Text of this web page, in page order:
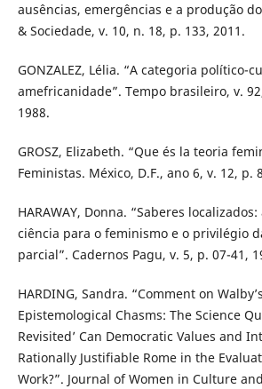
ausências, emergências e a produção
& Sociedade, v. 10, n. 18, p. 133, 2011.
GONZALEZ, Lélia. “A categoria político-
amefricanidade”. Tempo brasileiro, v.
1988.
GROSZ, Elizabeth. “Que és la teoria
Feministas. México, D.F., ano 6, v. 12, p.
HARAWAY, Donna. “Saberes
ciência para o feminismo e o privilégio
parcial”. Cadernos Pagu, v. 5, p. 07-41,
HARDING, Sandra. “Comment on
Epistemological Chasms: The Science
Revisited’ Can Democratic Values and
Rationally Justifiable Rome in the
Work?”. Journal of Women in Culture